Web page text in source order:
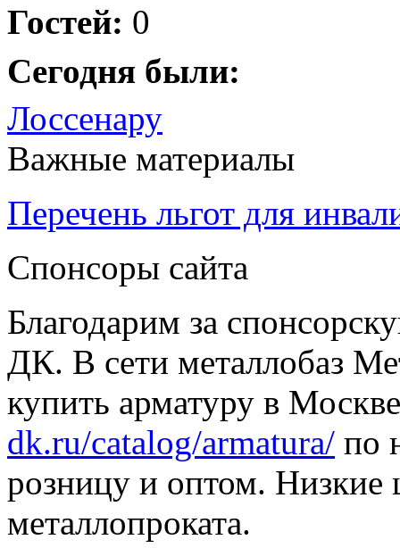
Гостей: 0
Сегодня были:
Лоссенару
Важные материалы
Перечень льгот для
Спонсоры сайта
Благодарим за
ДК. В сети металлобаз
купить арматуру в
dk.ru/catalog/armatura/ по
розницу и оптом. Низкие
металлопроката.